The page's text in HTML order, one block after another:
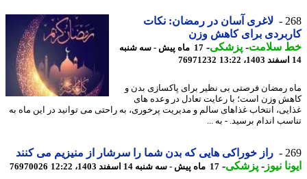
لاغری آسان در رمضان: نکات
برای کاهش وزن
سلامت-پزشکی-
17 ماه پیش - سه شنبه
76971232
رمضان فرصتی بی نظیر برای پاکسازی بدن و
وزن است؛ با رعایت تعادل در وعده های
انتخاب غذاهای سالم و مدیریت پرخوری، به راحتی می توانید در این ماه به
اندام برسید. - به ...
راز خوراکی هایی که بدن شما را سرشار از منیزیم می کنند
نیوز-پزشکی-17 ماه پیش - سه شنبه 14 اسفند 1403، 12:22 76970026